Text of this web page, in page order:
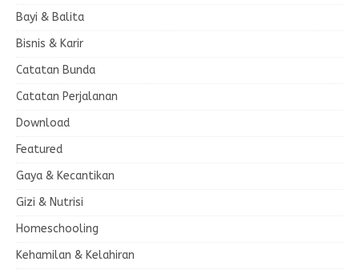
Bayi & Balita
Bisnis & Karir
Catatan Bunda
Catatan Perjalanan
Download
Featured
Gaya & Kecantikan
Gizi & Nutrisi
Homeschooling
Kehamilan & Kelahiran